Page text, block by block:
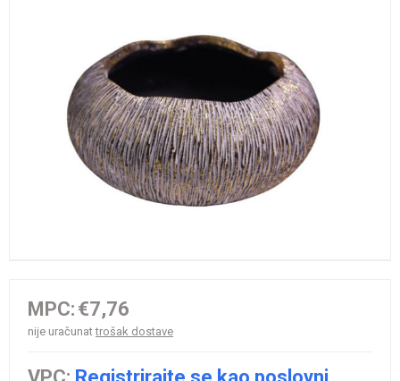
MPC: €7,76
nije uračunattrošak dostave